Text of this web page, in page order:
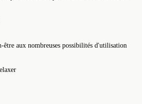
être aux nombreuses possibilités d'utilisation